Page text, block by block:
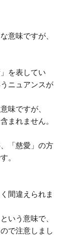
意味ですが、
を表してい
ニュアンスが
味ですが、
まれません。
「慈愛」の方
。
間違えられま
いう意味で、
で注意しまし